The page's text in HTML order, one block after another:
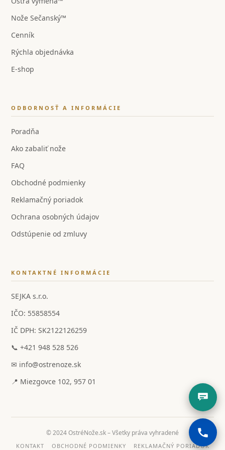
Nože Sečanský™
Cenník
Rýchla objednávka
E-shop
ODBORNOSŤ A INFORMÁCIE
Poradňa
Ako zabaliť nože
FAQ
Obchodné podmienky
Reklamačný poriadok
Ochrana osobných údajov
Odstúpenie od zmluvy
KONTAKTNÉ INFORMÁCIE
SEJKA s.r.o.
IČO: 55858554
IČ DPH: SK2122126259
📞 +421 948 528 526
✉ info@ostrenoze.sk
📍 Miezgovce 102, 957 01
© 2024 OstréNože.sk – Všetky práva vyhradené
KONTAKT OBCHODNÉ PODMIENKY REKLAMAČNÝ PORIADOK